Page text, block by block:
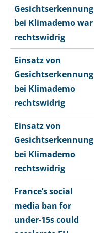
Gesichtserkennung
bei Klimademo war
rechtswidrig
Einsatz von
Gesichtserkennung
bei Klimademo
rechtswidrig
Einsatz von
Gesichtserkennung
bei Klimademo
rechtswidrig
France’s social
media ban for
under-15s could